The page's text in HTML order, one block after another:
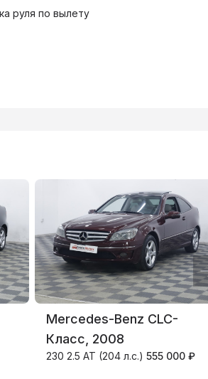
руля по вылету
Mercedes-Benz CLC-
Класс, 2008
230 2.5 AT (204 л.с.) 555 000 ₽
%